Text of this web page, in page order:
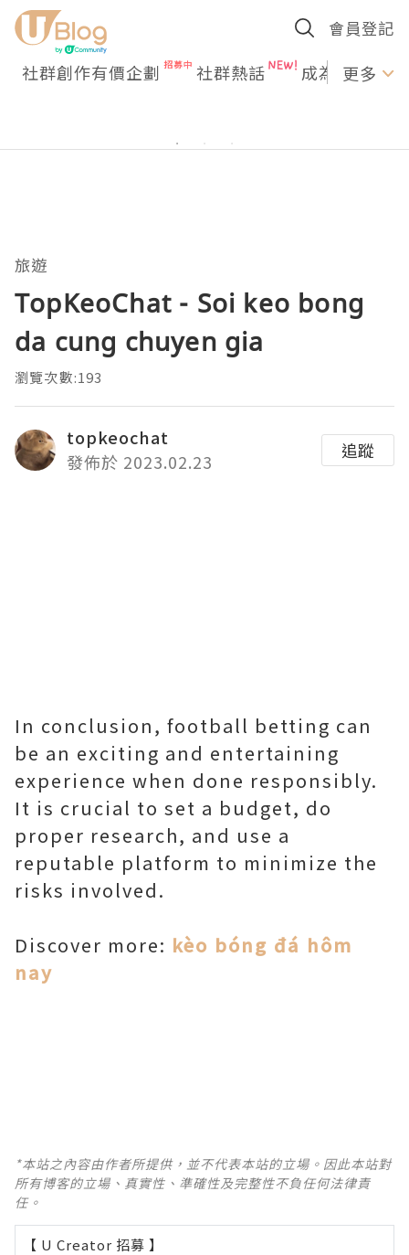
會員登記
社群創作有價企劃 社群熱話 成為U更多
旅遊
TopKeoChat - Soi keo bong
da cung chuyen gia
瀏覽次數:193
topkeochat
發佈於 2023.02.23
追蹤
In conclusion, football betting can
be an exciting and entertaining
experience when done responsibly.
It is crucial to set a budget, do
proper research, and use a
reputable platform to minimize the
risks involved.
Discover more: kèo bóng đá hôm
nay
*本站之內容由作者所提供，並不代表本站的立場。因此本站對
所有博客的立場、真實性、準確性及完整性不負任何法律責
任。
【 U Creator 招募 】